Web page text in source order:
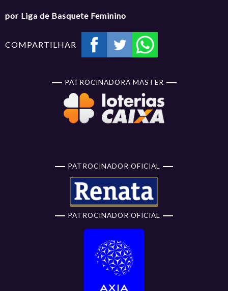
por Liga de Basquete Feminino
COMPARTILHAR
PATROCINADORA MASTER
PATROCINADOR OFICIAL
PATROCINADOR OFICIAL